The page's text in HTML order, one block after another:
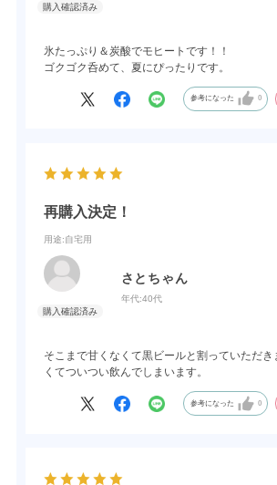
氷たっぷり＆炭酸でモヒートです！！
ゴクゴク呑めて、夏にぴったりです。
参考になった 0
再購入決定！
用途:自宅用
さとちゃん
年代:40代
そこまで甘くなくて黒ビールと割っていただ
くてついつい飲んでしまいます。
参考になった 0